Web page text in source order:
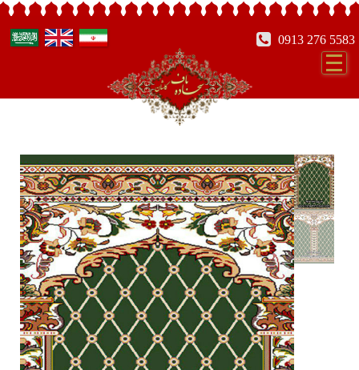
0913 276 5583